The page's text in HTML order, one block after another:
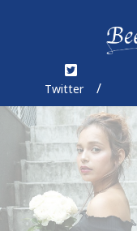
Twitter
Concept
Menu
Coupon
Staff